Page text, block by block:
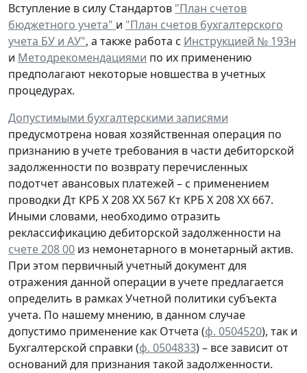
Вступление в силу Стандартов "План счетов
бюджетного учета" и "План счетов бухгалтерского
учета БУ и АУ", а также работа с Инструкцией № 193н
и Методрекомендациями по их применению
предполагают некоторые новшества в учетных
процедурах.
Допустимыми бухгалтерскими записями
предусмотрена новая хозяйственная операция по
признанию в учететребования в части дебиторской
задолженности по возврату перечисленных
подотчет авансовых платежей – с применением
проводки Дт КРБ Х 208 ХХ 567 Кт КРБ Х 208 ХХ 667.
Иными словами, необходимо отразить
реклассификацию дебиторской задолженности на
счете 208 00 из немонетарного в монетарный актив.
При этом первичный учетный документ для
отражения данной операции в учете предлагается
определить в рамках Учетной политики субъекта
учета. По нашему мнению, в данном случае
допустимо применение как Отчета (ф. 0504520), так и
Бухгалтерской справки (ф. 0504833) – все зависит от
оснований для признания такой задолженности.